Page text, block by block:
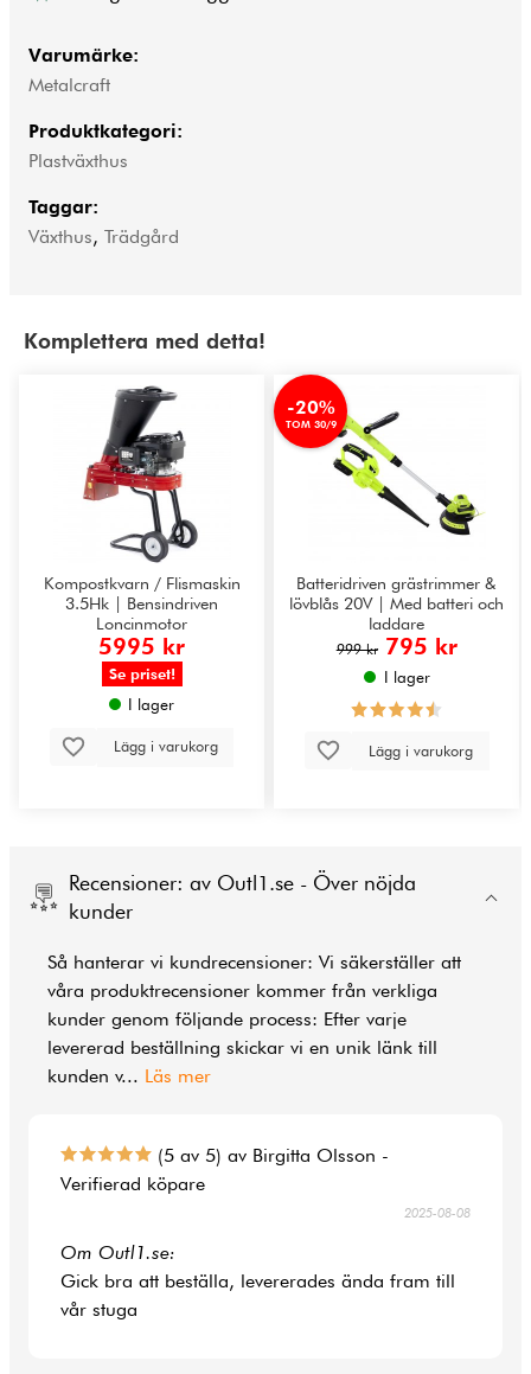
Varumärke:
Metalcraft
Produktkategori:
Plastväxthus
Taggar:
Växthus, Trädgård
Komplettera med detta!
Kompostkvarn / Flismaskin
3.5Hk | Bensindriven
Loncinmotor
5995 kr
Se priset!
I lager
Lägg i varukorg
-20%
TOM 30/9
Batteridriven grästrimmer &
lövblås 20V | Med batteri och
laddare
999 kr 795 kr
I lager
Lägg i varukorg
Recensioner: av Outl1.se - Över nöjda
kunder
Så hanterar vi kundrecensioner: Vi säkerställer att
våra produktrecensioner kommer från verkliga
kunder genom följande process: Efter varje
levererad beställning skickar vi en unik länk till
kunden v... Läs mer
(5 av 5) av Birgitta Olsson -
Verifierad köpare
2025-08-08
Om Outl1.se:
Gick bra att beställa, levererades ända fram till
vår stuga